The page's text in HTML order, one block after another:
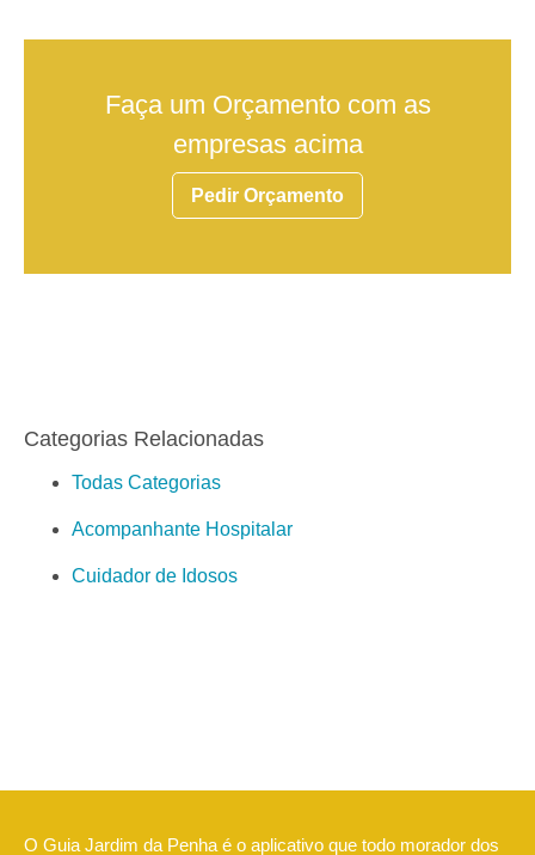
Faça um Orçamento com as
empresas acima
Pedir Orçamento
Categorias Relacionadas
Todas Categorias
Acompanhante Hospitalar
Cuidador de Idosos
O Guia Jardim da Penha é o aplicativo que todo morador dos